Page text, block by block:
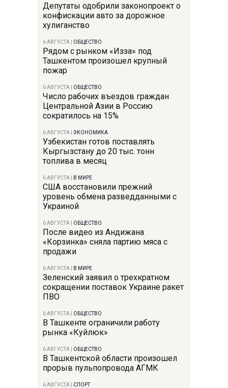
Депутаты одобрили законопроект о
конфискации авто за дорожное
хулиганство
6 АВГУСТА ОБЩЕСТВО
Рядом с рынком «Изза» под
Ташкентом произошел крупный
пожар
6 АВГУСТА ОБЩЕСТВО
Число рабочих въездов граждан
Центральной Азии в Россию
сократилось на 15%
6 АВГУСТА ЭКОНОМИКА
Узбекистан готов поставлять
Кыргызстану до 20 тыс. тонн
топлива в месяц
6 АВГУСТА В МИРЕ
США восстановили прежний
уровень обмена разведданными с
Украиной
6 АВГУСТА ОБЩЕСТВО
После видео из Андижана
«Корзинка» сняла партию мяса с
продажи
6 АВГУСТА В МИРЕ
Зеленский заявил о трехкратном
сокращении поставок Украине ракет
ПВО
6 АВГУСТА ОБЩЕСТВО
В Ташкенте ограничили работу
рынка «Куйлюк»
6 АВГУСТА ОБЩЕСТВО
В Ташкентской области произошел
прорыв пульпопровода АГМК
6 АВГУСТА СПОРТ